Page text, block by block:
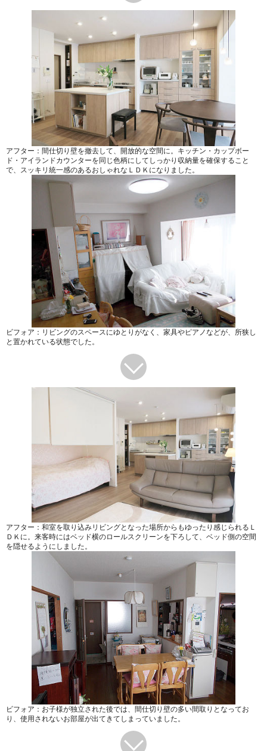
アフター：間仕切り壁を撤去して、開放的な空間に。キッチン・カップボー
ド・アイランドカウンターを同じ色柄にしてしっかり収納量を確保すること
で、スッキリ統一感のあるおしゃれなＬＤＫになりました。
ビフォア：リビングのスペースにゆとりがなく、家具やピアノなどが、所狭し
と置かれている状態でした。
アフター：和室を取り込みリビングとなった場所からもゆったり感じられるＬ
ＤＫに。来客時にはベッド横のロールスクリーンを下ろして、ベッド側の空間
を隠せるようにしました。
ビフォア：お子様が独立された後では、間仕切り壁の多い間取りとなってお
り、使用されないお部屋が出てきてしまっていました。